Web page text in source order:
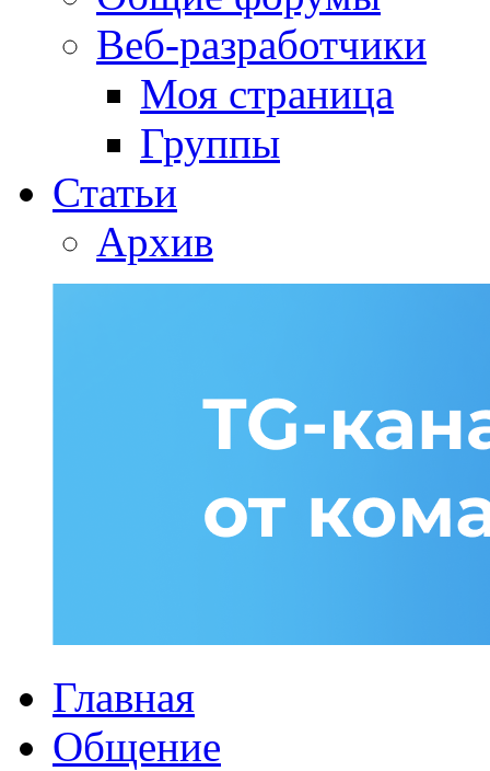
Веб-разработчики
Моя страница
Группы
Статьи
Архив
Главная
Общение